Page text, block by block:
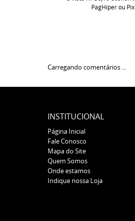
PagHiper ou Pix
Carregando comentários ...
INSTITUCIONAL
Página Inicial
Fale Conosco
Mapa do Site
Quem Somos
Onde estamos
Indique nossa Loja